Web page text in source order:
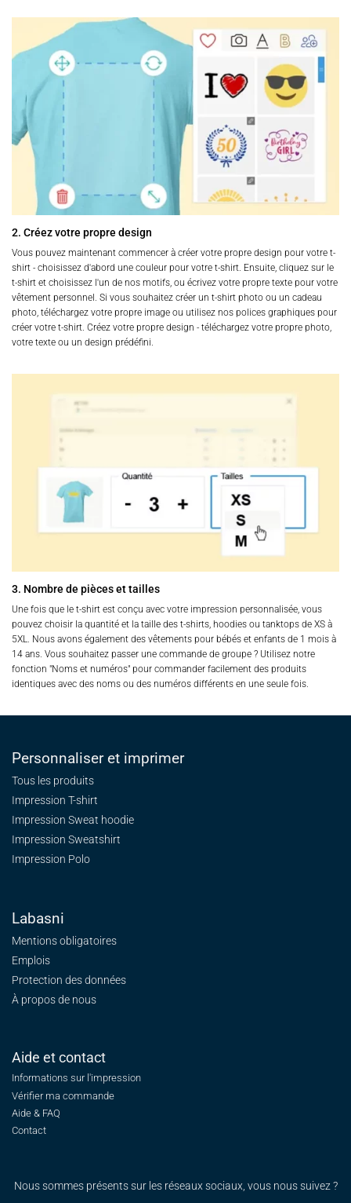
2. Créez votre propre design
Vous pouvez maintenant commencer à créer votre propre design pour votre t-
shirt - choisissez d'abord une couleur pour votre t-shirt. Ensuite, cliquez sur le
t-shirt et choisissez l'un de nos motifs, ou écrivez votre propre texte pour votre
vêtement personnel. Si vous souhaitez créer un t-shirt photo ou un cadeau
photo, téléchargez votre propre image ou utilisez nos polices graphiques pour
créer votre t-shirt. Créez votre propre design - téléchargez votre propre photo,
votre texte ou un design prédéfini.
3. Nombre de pièces et tailles
Une fois que le t-shirt est conçu avec votre impression personnalisée, vous
pouvez choisir la quantité et la taille des t-shirts, hoodies ou tanktops de XS à
5XL. Nous avons également des vêtements pour bébés et enfants de 1 mois à
14 ans. Vous souhaitez passer une commande de groupe ? Utilisez notre
fonction "Noms et numéros" pour commander facilement des produits
identiques avec des noms ou des numéros différents en une seule fois.
Personnaliser et imprimer
Tous les produits
Impression T-shirt
Impression Sweat hoodie
Impression Sweatshirt
Impression Polo
Labasni
Mentions obligatoires
Emplois
Protection des données
À propos de nous
Aide et contact
Informations sur l'impression
Vérifier ma commande
Aide & FAQ
Contact
Nous sommes présents sur les réseaux sociaux, vous nous suivez ?